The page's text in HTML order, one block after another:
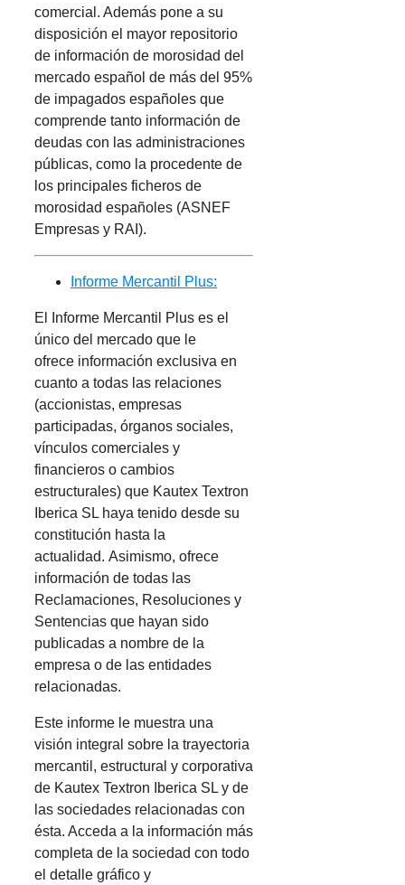
comercial. Además pone a su
disposición el mayor repositorio
de información de morosidad del
mercado español de más del 95%
de impagados españoles que
comprende tanto información de
deudas con las administraciones
públicas, como la procedente de
los principales ficheros de
morosidad españoles (ASNEF
Empresas y RAI).
Informe Mercantil Plus:
El Informe Mercantil Plus es el
único del mercado que le
ofrece información exclusiva en
cuanto a todas las relaciones
(accionistas, empresas
participadas, órganos sociales,
vínculos comerciales y
financieros o cambios
estructurales) que Kautex Textron
Iberica SL haya tenido desde su
constitución hasta la
actualidad. Asimismo, ofrece
información de todas las
Reclamaciones, Resoluciones y
Sentencias que hayan sido
publicadas a nombre de la
empresa o de las entidades
relacionadas.
Este informe le muestra una
visión integral sobre la trayectoria
mercantil, estructural y corporativa
de Kautex Textron Iberica SL y de
las sociedades relacionadas con
ésta. Acceda a la información más
completa de la sociedad con todo
el detalle gráfico y